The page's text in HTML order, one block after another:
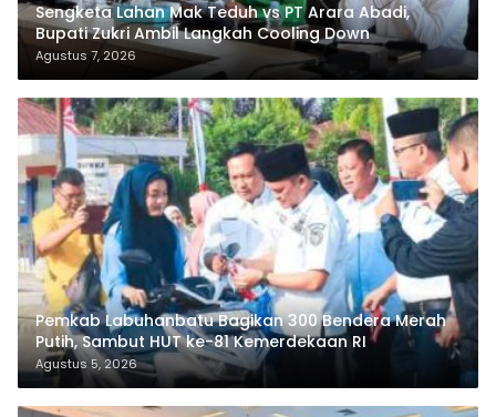
Sengketa Lahan Mak Teduh vs PT Arara Abadi,
Bupati Zukri Ambil Langkah Cooling Down
Agustus 7, 2026
Pemkab Labuhanbatu Bagikan 300 Bendera Merah
Putih, Sambut HUT ke-81 Kemerdekaan RI
Agustus 5, 2026